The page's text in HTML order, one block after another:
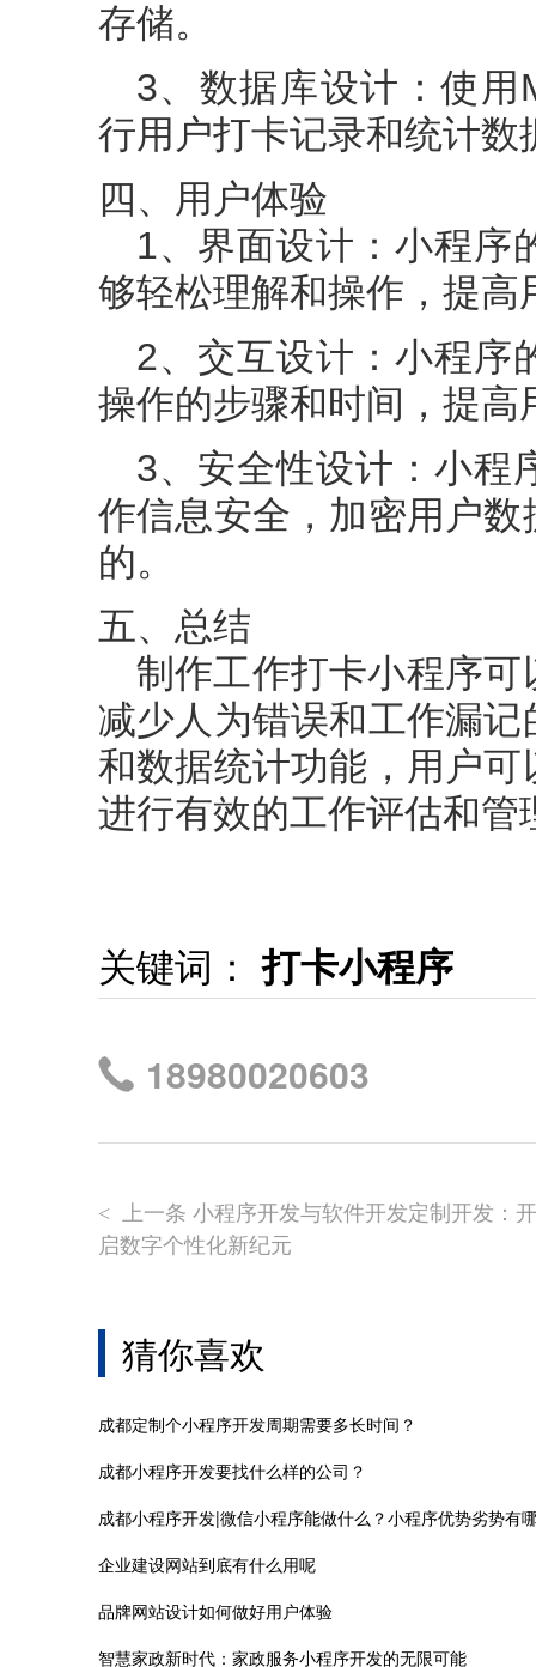
存储。
3、数据库设计：使用
行用户打卡记录和统计数
四、用户体验
1、界面设计：小程序
够轻松理解和操作，提高
2、交互设计：小程序
操作的步骤和时间，提高
3、安全性设计：小程
作信息安全，加密用户
的。
五、总结
制作工作打卡小程序
减少人为错误和工作漏
和数据统计功能，用户
进行有效的工作评估和管
关键词：打卡小程序
18980020603
< 上一条 小程序开发与软件开发定制开发：开
启数字个性化新纪元
猜你喜欢
成都定制个小程序开发周期需要多长时间？
成都小程序开发要找什么样的公司？
成都小程序开发|微信小程序能做什么？小程序优势劣势有
企业建设网站到底有什么用呢
品牌网站设计如何做好用户体验
智慧家政新时代：家政服务小程序开发的无限可能